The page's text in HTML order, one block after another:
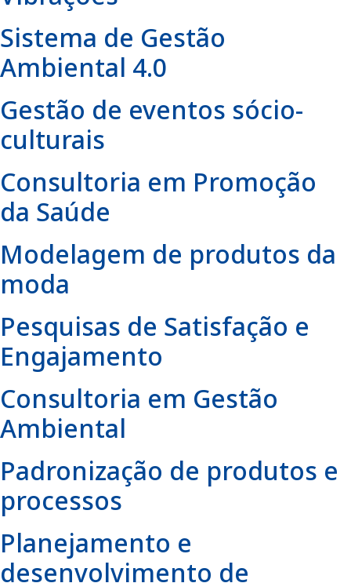
Sistema de Gestão
Ambiental 4.0
Gestão de eventos sócio-
culturais
Consultoria em Promoção
da Saúde
Modelagem de produtos da
moda
Pesquisas de Satisfação e
Engajamento
Consultoria em Gestão
Ambiental
Padronização de produtos e
processos
Planejamento e
desenvolvimento de